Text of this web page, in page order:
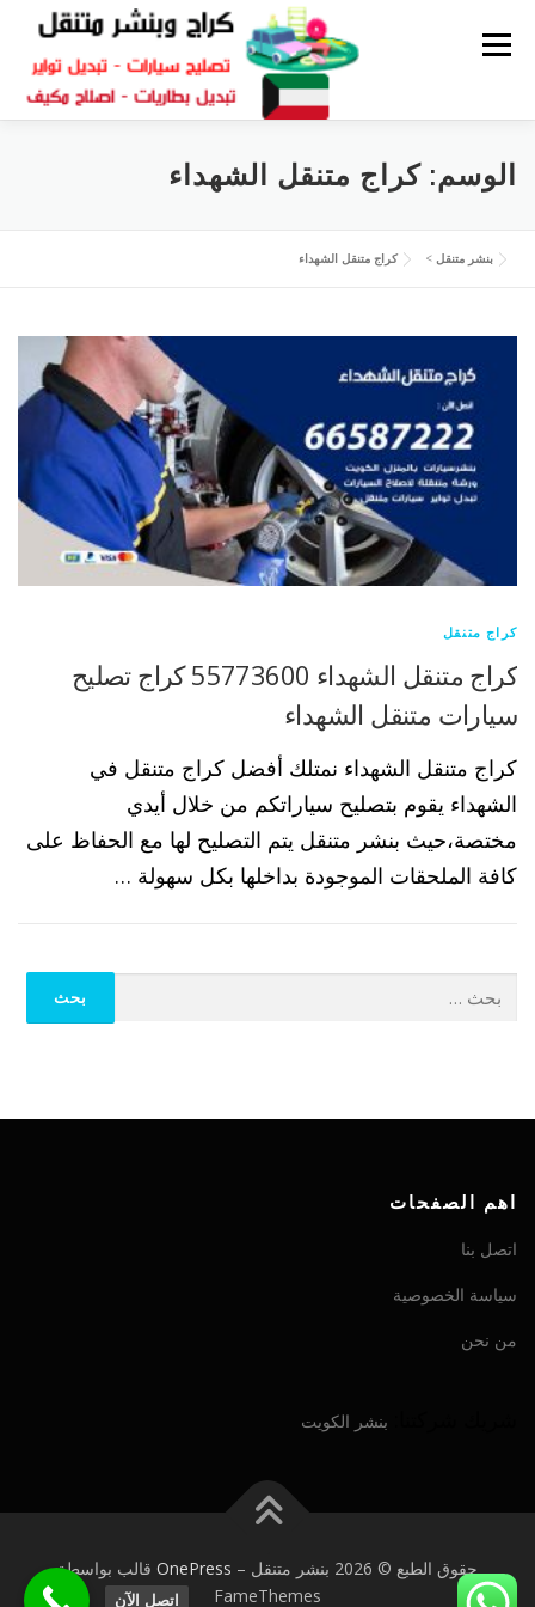
القائمة
بنشر الكويت كراج متنقلالوسم:كراج متنقل الشهداء
بنشر متنقل > كراج متنقل الشهداء
كراج متنقل
كراج متنقل الشهداء 55773600 كراج تصليح
سيارات متنقل الشهداء
كراج متنقل الشهداء نمتلك أفضل كراج متنقل في
الشهداء يقوم بتصليح سياراتكم من خلال أيدي
مختصة،حيث بنشر متنقل يتم التصليح لها مع الحفاظ على
كافة الملحقات الموجودة بداخلها بكل سهولة …
اهم الصفحات
اتصل بنا
سياسة الخصوصية
من نحن
بنشر الكويت
حقوق الطبع © 2026 بنشر متنقل –
OnePress قالب بواسطة
FameThemes
اتصل الآن